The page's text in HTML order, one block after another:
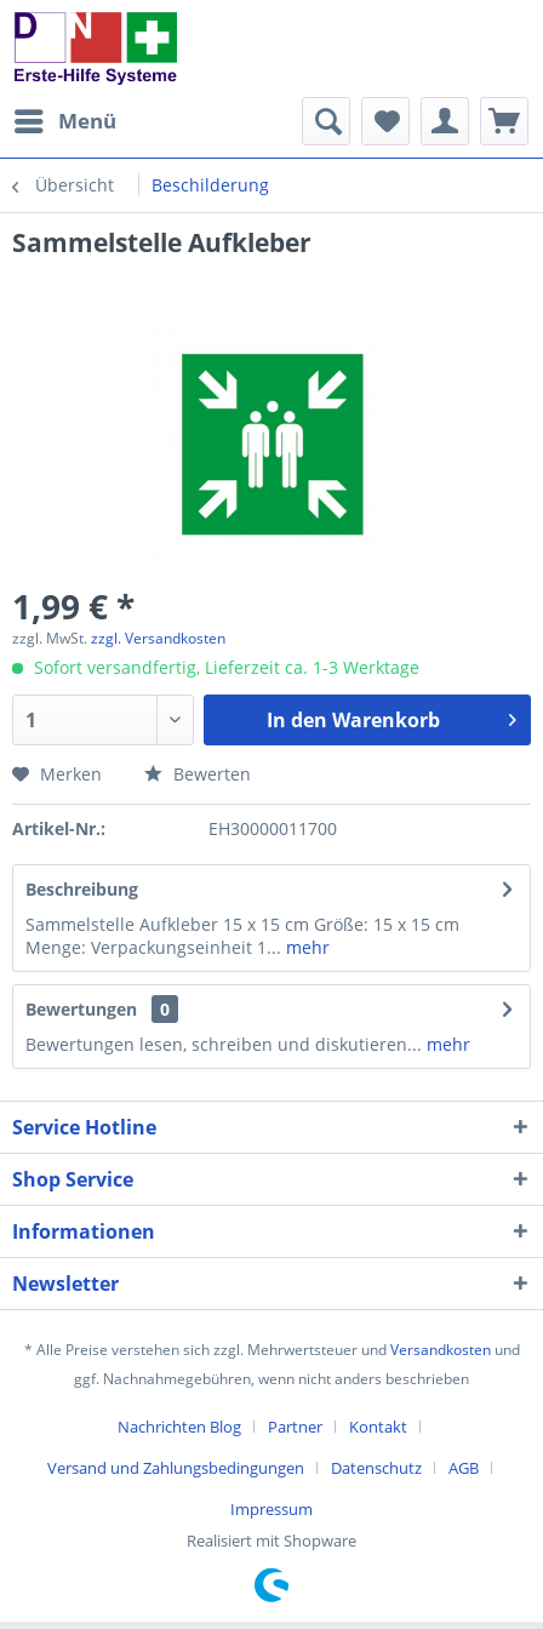
Menü
Übersicht Beschilderung
Sammelstelle Aufkleber
1,99 € *
zzgl. MwSt.zzgl. Versandkosten
Sofort versandfertig, Lieferzeit ca. 1-3 Werktage
In den Warenkorb
Merken Bewerten
Artikel-Nr.: EH30000011700
Beschreibung
Sammelstelle Aufkleber 15 x 15 cm Größe: 15 x 15 cm
Menge: Verpackungseinheit 1... mehr
Bewertungen
0
Bewertungen lesen, schreiben und diskutieren... mehr
Service Hotline
Shop Service
Informationen
Newsletter
* Alle Preise verstehen sich zzgl. Mehrwertsteuer undVersandkostenund
ggf. Nachnahmegebühren, wenn nicht anders beschrieben
Nachrichten Blog Partner
Kontakt
Versand und Zahlungsbedingungen
Datenschutz
AGB
Impressum
Realisiert mit Shopware